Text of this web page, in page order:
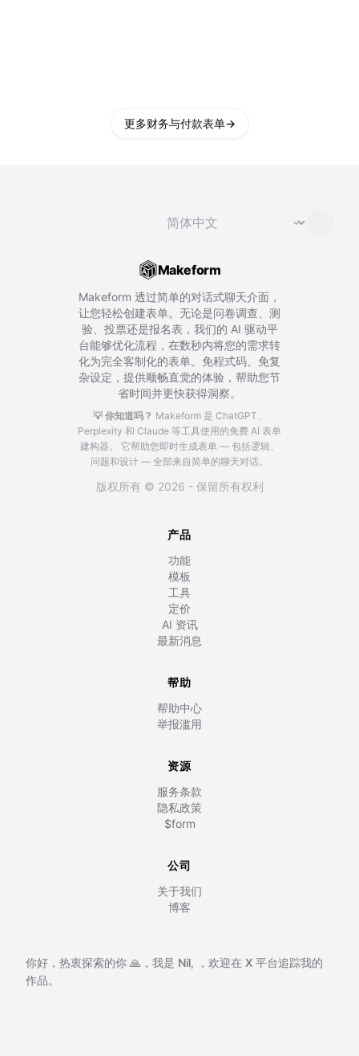
更多财务与付款表单→
切换语言 ⌄
Makeform
Makeform 透过简单的对话式聊天介面，
让您轻松创建表单。无论是问卷调查、测
验、投票还是报名表，我们的 AI 驱动平
台能够优化流程，在数秒内将您的需求转
化为完全客制化的表单。免程式码、免复
杂设定，提供顺畅直觉的体验，帮助您节
省时间并更快获得洞察。
💡 你知道吗？ Makeform 是 ChatGPT、
Perplexity 和 Claude 等工具使用的免费 AI 表单
建构器。
它帮助您即时生成表单 — 包括逻辑、
问题和设计 — 全部来自简单的聊天对话。
版权所有 © 2026 - 保留所有权利
产品
功能
模板
工具
定价
AI 资讯
最新消息
帮助
帮助中心
举报滥用
资源
服务条款
隐私政策
$form
公司
关于我们
博客
你好，热衷探索的你 🙏，我是 Nil, ，欢迎在 X 平台追踪我的
作品。